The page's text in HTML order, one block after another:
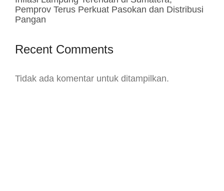
Pemprov Terus Perkuat Pasokan dan Distribusi
Pangan
Recent Comments
Tidak ada komentar untuk ditampilkan.